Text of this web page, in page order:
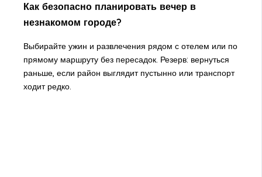
Как безопасно планировать вечер в
незнакомом городе?
Выбирайте ужин и развлечения рядом с отелем или по
прямому маршруту без пересадок. Резерв: вернуться
раньше, если район выглядит пустынно или транспорт
ходит редко.